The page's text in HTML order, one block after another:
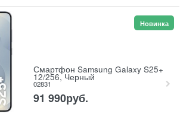
Смартфон Samsung Galaxy S25+
12/256, Черный
02831
91 990руб.
Новинка